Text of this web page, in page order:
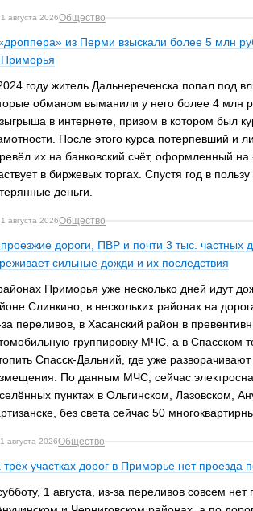
августа 2026Общество
из Перми взыскали более 5 млн
Приморья
году житель Дальнереченска попал под
обманом выманили у него более 4 млн
в интернете, призом в котором был
После этого курса потерпевший и
их на банковский счёт, оформленный на
в биржевых торгах. Спустя год в
деньги.
августа 2026Общество
дороги, ПВР и почти 3 тыс. частных
сильные дожди и их последствия
Приморья уже несколько дней идут
Слинкино, в нескольких районах на
за переливов, в Хасанский район в
группировку МЧС, а в Спасском
Спасск-Дальний, где уже
По данным МЧС, сейчас
пунктах в Ольгинском, Лазовском,
без света сейчас 50
августа 2026Общество
трёх участках дорог в Приморье нет проезда
1 августа, из-за переливов совсем нет